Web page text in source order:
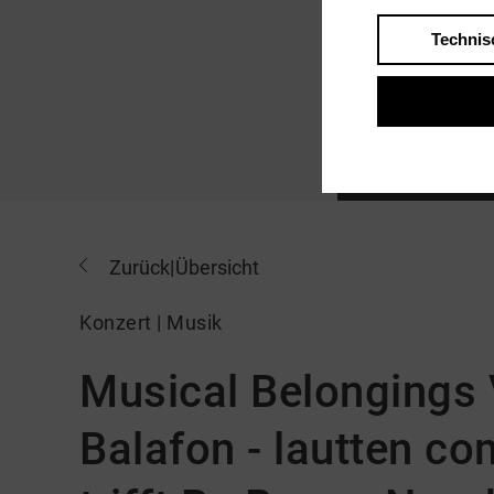
Zurück|Übersicht
Konzert | Musik
Musical Belongings
Balafon - lautten